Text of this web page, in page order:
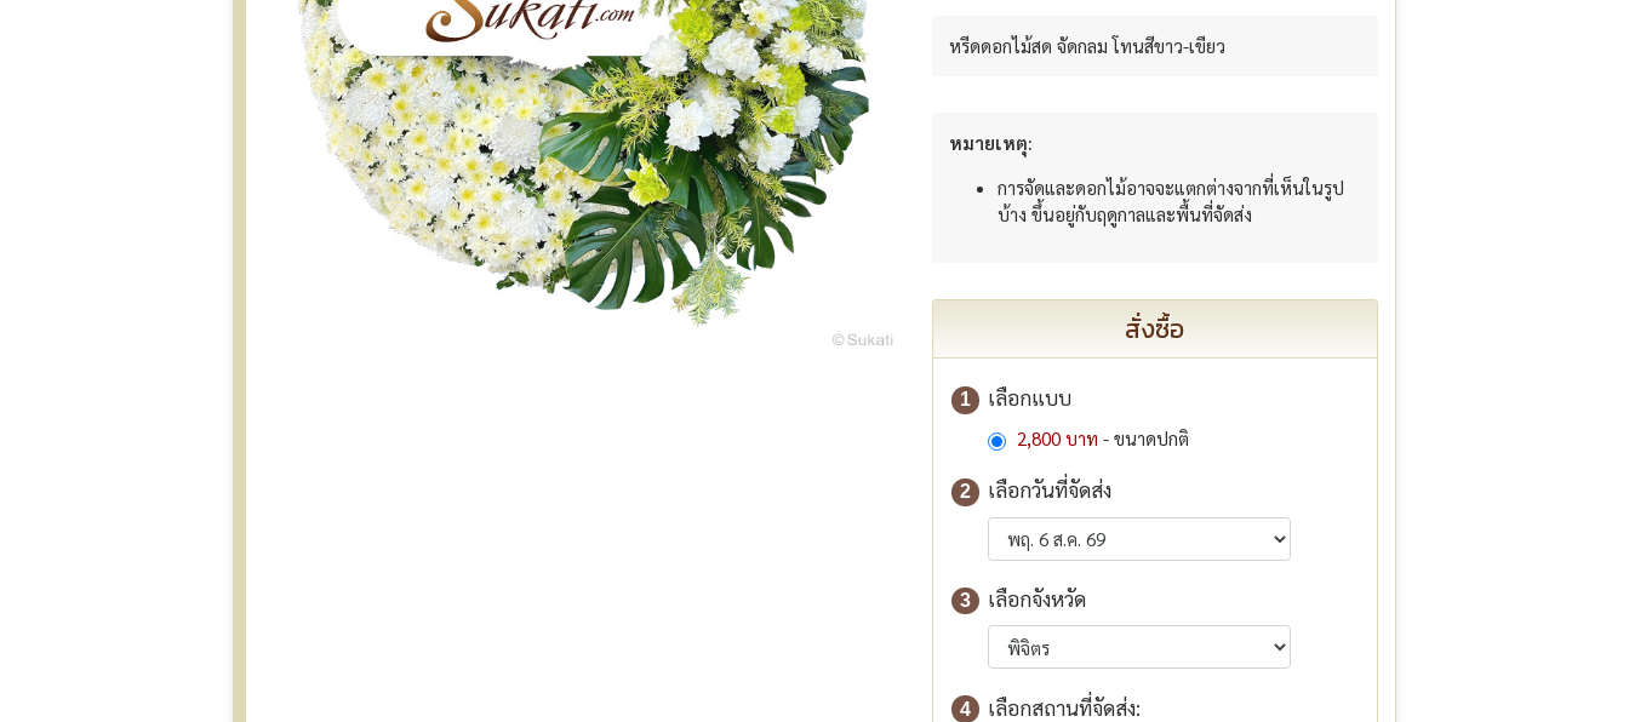
หรีดดอกไม้สด จัดกลม โทนสีขาว-เขียว
หมายเหตุ:
การจัดและดอกไม้อาจจะแตกต่างจากที่เห็นในรูป
บ้าง ขึ้นอยู่กับฤดูกาลและพื้นที่จัดส่ง
สั่งซื้อ
1 เลือกแบบ
2,800 บาท - ขนาดปกติ
2 เลือกวันที่จัดส่ง
3 เลือกจังหวัด
4 เลือกสถานที่จัดส่ง: